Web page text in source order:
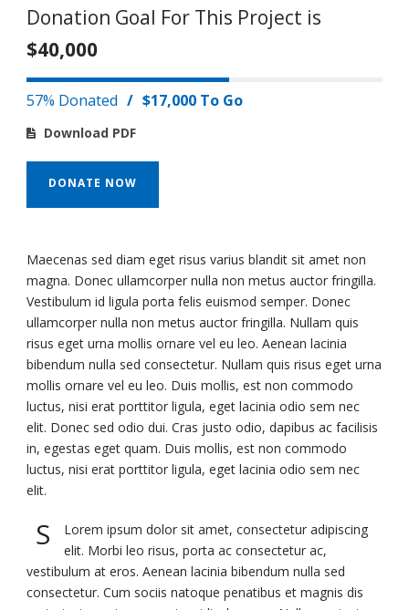
Donation Goal For This Project is
$40,000
57% Donated / $17,000 To Go
Download PDF
DONATE NOW
Maecenas sed diam eget risus varius blandit sit amet non
magna. Donec ullamcorper nulla non metus auctor fringilla.
Vestibulum id ligula porta felis euismod semper. Donec
ullamcorper nulla non metus auctor fringilla. Nullam quis
risus eget urna mollis ornare vel eu leo. Aenean lacinia
bibendum nulla sed consectetur. Nullam quis risus eget urna
mollis ornare vel eu leo. Duis mollis, est non commodo
luctus, nisi erat porttitor ligula, eget lacinia odio sem nec
elit. Donec sed odio dui. Cras justo odio, dapibus ac facilisis
in, egestas eget quam. Duis mollis, est non commodo
luctus, nisi erat porttitor ligula, eget lacinia odio sem nec
elit.
S
Lorem ipsum dolor sit amet, consectetur adipiscing
elit. Morbi leo risus, porta ac consectetur ac,
vestibulum at eros. Aenean lacinia bibendum nulla sed
consectetur. Cum sociis natoque penatibus et magnis dis